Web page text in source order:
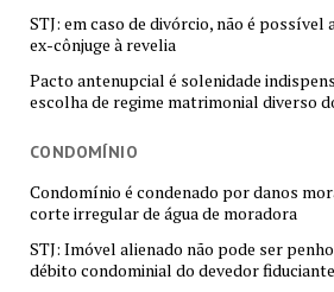
STJ: em caso de divórcio, não é
ex-cônjuge à revelia
Pacto antenupcial é solenidade
escolha de regime matrimonial diverso
CONDOMÍNIO
Condomínio é condenado por danos
corte irregular de água de moradora
STJ: Imóvel alienado não pode ser
débito condominial do devedor fiduciante